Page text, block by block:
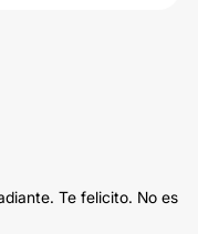
Te felicito. No es